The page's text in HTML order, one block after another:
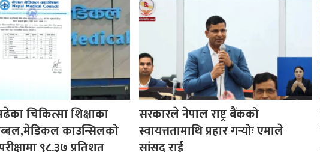
चिकित्सा शिक्षाका
अब्बल,मेडिकल काउन्सिलको
सरकारले नेपाल राष्ट्र बैंकको
स्वायत्ततामाथि प्रहार गर्‍योः एमाले